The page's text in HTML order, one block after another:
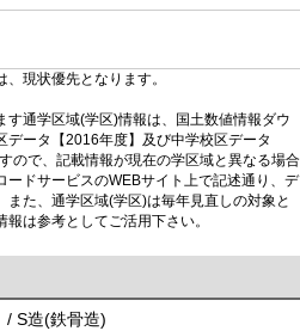
現状優先となります。
す通学区域(学区)情報は、国土数値情報ダウ
データ【2016年度】及び中学校区データ
ので、記載情報が現在の学区域と異なる場合
ドサービスのWEBサイト上で記述通り、デ
た、通学区域(学区)は毎年見直しの対象と
は参考としてご活用下さい。
/ S造(鉄骨造)